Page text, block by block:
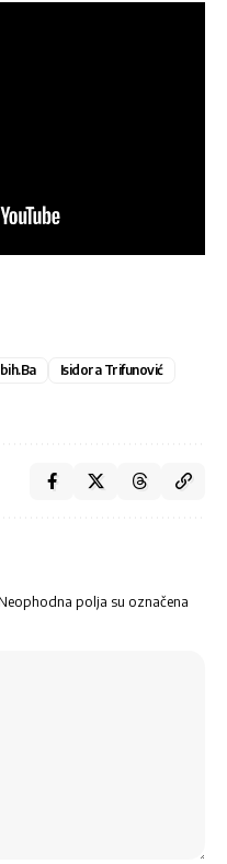
Isidora Trifunović
polja su označena